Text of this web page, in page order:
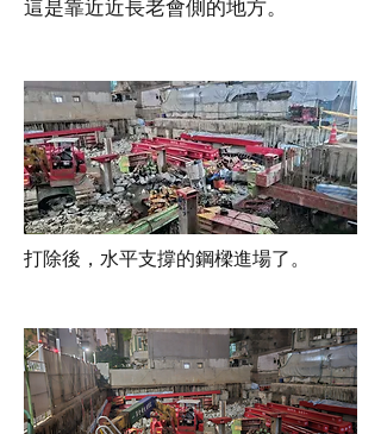
這是靠近近長老會側的地方。
打除後，水平支撐的鋼樑進場了。